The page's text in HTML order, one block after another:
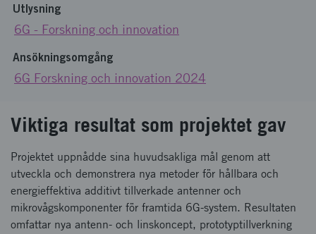
Utlysning
6G - Forskning och innovation
Ansökningsomgång
6G Forskning och innovation 2024
Viktiga resultat som projektet gav
Projektet uppnådde sina huvudsakliga mål genom att
utveckla och demonstrera nya metoder för hållbara och
energieffektiva additivt tillverkade antenner och
mikrovågskomponenter för framtida 6G-system. Resultaten
omfattar nya antenn- och linskoncept, prototyptillverkning